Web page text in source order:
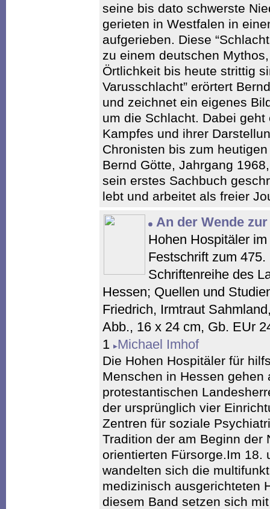
seine bis dato schwerste
gerieten in Westfalen in
aufgerieben. Diese
zu einem deutschen
Örtlichkeit bis heute strittig
Varusschlacht” erörtert
und zeichnet ein eigenes
um die Schlacht. Dabei
Kampfes und ihrer
Chronisten bis zum
Bernd Götte, Jahrgang
sein erstes Sachbuch
lebt und arbeitet als freier
An der Wende
Hohen Hospitäler
Festschrift zum
Schriftenreihe des
Hessen; Quellen und
Friedrich, Irmtraut
Abb., 16 x 24 cm, Gb. EUr
1 Michael Imhof
Die Hohen Hospitäler für
Menschen in Hessen gehen
protestantischen
der ursprünglich vier
Zentren für soziale
Tradition der am Beginn der
orientierten Fürsorge.Im 18.
wandelten sich die
medizinisch ausgerichteten
diesem Band setzen sich